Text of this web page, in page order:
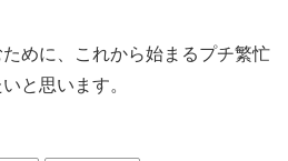
めに、これから始まるプチ繁忙
と思います。